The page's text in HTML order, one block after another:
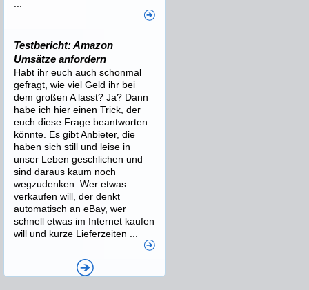
Testbericht: Amazon
Umsätze anfordern
Habt ihr euch auch schonmal
gefragt, wie viel Geld ihr bei
dem großen A lasst? Ja? Dann
habe ich hier einen Trick, der
euch diese Frage beantworten
könnte. Es gibt Anbieter, die
haben sich still und leise in
unser Leben geschlichen und
sind daraus kaum noch
wegzudenken. Wer etwas
verkaufen will, der denkt
automatisch an eBay, wer
schnell etwas im Internet kaufen
will und kurze Lieferzeiten ...